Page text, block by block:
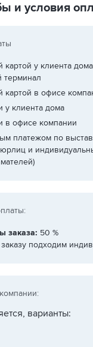
и условия
картой у клиента
терминал
картой в офисе
у клиента дома
в офисе компании
платежом по
юрлиц и
заказа: 50 %
подходим
варианты: